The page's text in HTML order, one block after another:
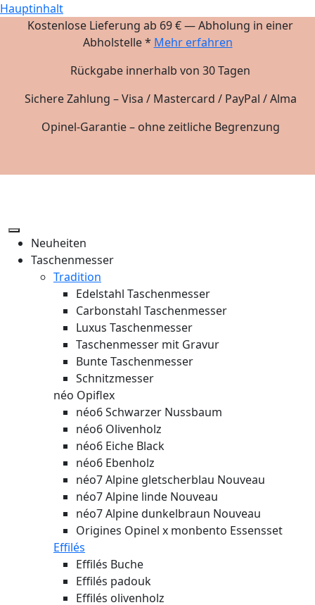
Hauptinhalt
Kostenlose Lieferung ab 69 € — Abholung in einer
Abholstelle * Mehr erfahren
Rückgabe innerhalb von 30 Tagen
Sichere Zahlung – Visa / Mastercard / PayPal / Alma
Opinel-Garantie – ohne zeitliche Begrenzung
Neuheiten
Taschenmesser
Tradition
Edelstahl Taschenmesser
Carbonstahl Taschenmesser
Luxus Taschenmesser
Taschenmesser mit Gravur
Bunte Taschenmesser
Schnitzmesser
néo Opiflex
néo6 Schwarzer Nussbaum
néo6 Olivenholz
néo6 Eiche Black
néo6 Ebenholz
néo7 Alpine gletscherblau Nouveau
néo7 Alpine linde Nouveau
néo7 Alpine dunkelbraun Nouveau
Origines Opinel x monbento Essensset
Effilés
Effilés Buche
Effilés padouk
Effilés olivenholz